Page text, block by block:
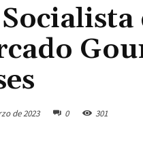
de 2023 0 301